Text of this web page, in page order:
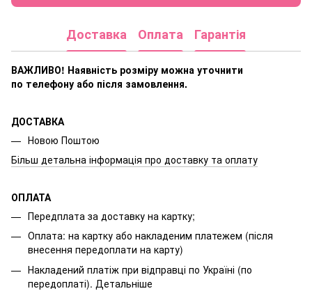
Доставка Оплата Гарантія
ВАЖЛИВО! Наявність розміру можна уточнити
по телефону або після замовлення.
ДОСТАВКА
Новою Поштою
Більш детальна інформація про доставку та оплату
ОПЛАТА
Передплата за доставку на картку;
Оплата: на картку або накладеним платежем (після
внесення передоплати на карту)
Накладений платіж при відправці по Україні (по
передоплаті). Детальніше